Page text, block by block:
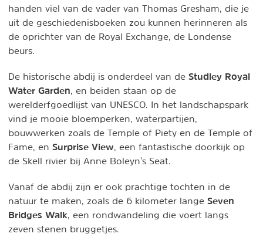
handen viel van de vader van Thomas Gresham, die je
uit de geschiedenisboeken zou kunnen herinneren als
de oprichter van de Royal Exchange, de Londense
beurs.
De historische abdij is onderdeel van de Studley Royal
Water Garden , en beiden staan op de
werelderfgoedlijst van UNESCO. In het landschapspark
vind je mooie bloemperken, waterpartijen,
bouwwerken zoals de Temple of Piety en de Temple of
Fame, en Surprise View , een fantastische doorkijk op
de Skell rivier bij Anne Boleyn's Seat.
Vanaf de abdij zijn er ook prachtige tochten in de
natuur te maken, zoals de 6 kilometer lange Seven
Bridges Walk , een rondwandeling die voert langs
zeven stenen bruggetjes.